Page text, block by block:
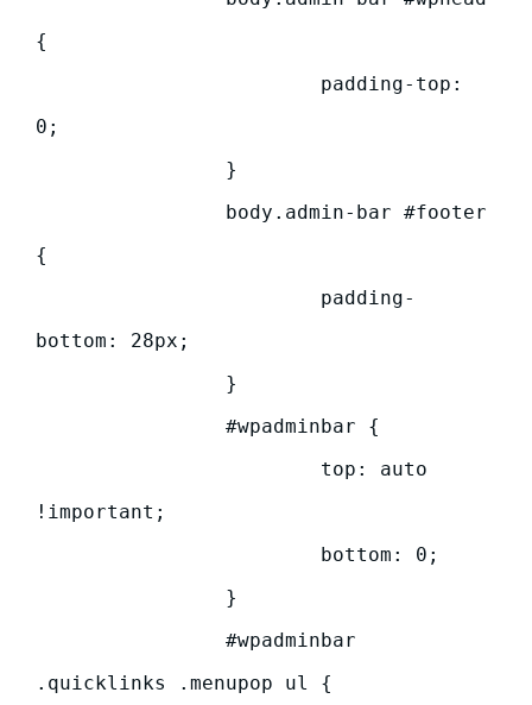
{
0;
{
bottom: 28px;
!important;
.quicklinks .menupop ul {